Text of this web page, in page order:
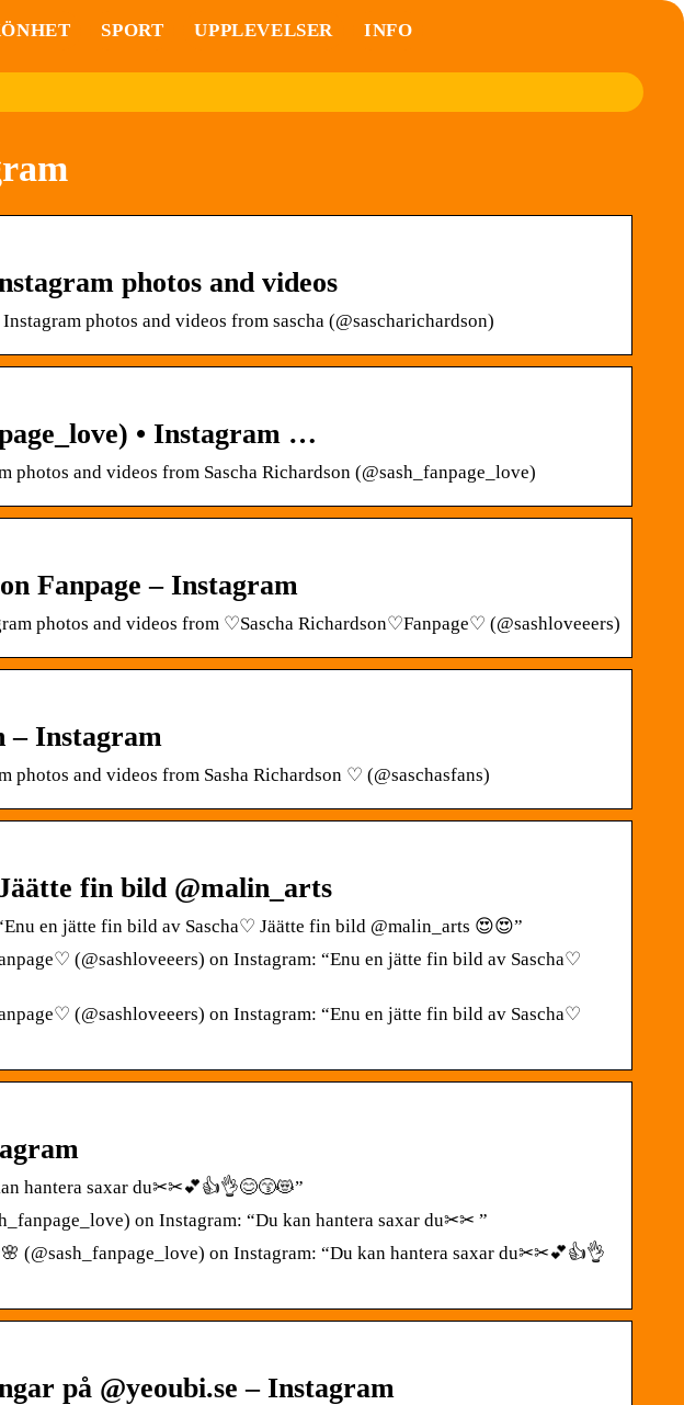
SPORT UPPLEVELSER INFO
photos and videos
photos and videos from sascha (@sascharichardson)
• Instagram …
photos and videos from Sascha Richardson (@sash_fanpage_love)
Fanpage – Instagram
photos and videos from ♡Sascha Richardson♡Fanpage♡ (@sashloveeers)
– Instagram
photos and videos from Sasha Richardson ♡ (@saschasfans)
fin bild @malin_arts
en jätte fin bild av Sascha♡ Jäätte fin bild @malin_arts 😍😍”
(@sashloveeers) on Instagram: “Enu en jätte fin bild av Sascha♡
(@sashloveeers) on Instagram: “Enu en jätte fin bild av Sascha♡
hantera saxar du✂✂💕👍👌😊😙😻”
on Instagram: “Du kan hantera saxar du✂✂ ”
(@sash_fanpage_love) on Instagram: “Du kan hantera saxar du✂✂💕👍👌
på @yeoubi.se – Instagram